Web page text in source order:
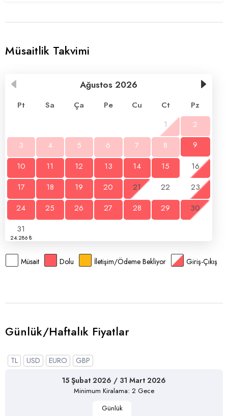
Müsaitlik Takvimi
Ağustos 2026
Pt Sa Ça Pe Cu Ct
Pz
1
2
3
4 5 6 7 8 9
10 11 12 13 14 15
16
17
18 19 20 21 22
23
24
25 26 27 28 29
30
31
Müsait Dolu İletişim/Ödeme Bekliyor Giriş-Çıkış
Günlük/Haftalık Fiyatlar
TL USD EURO
GBP
15 Şubat 2026 / 31 Mart 2026
Minimum Kiralama: 2 Gece
Günlük